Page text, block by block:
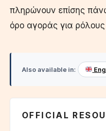
πληρώνουν επίσης
όρο αγοράς για
Also available in:
OFFICIAL